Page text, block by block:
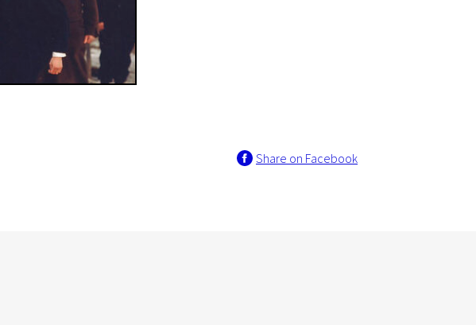
Share on Facebook